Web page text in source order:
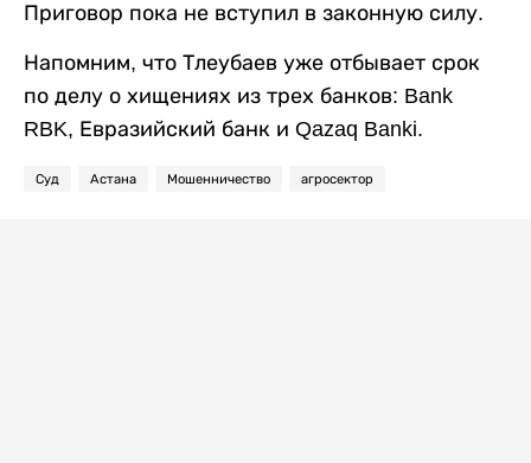
Приговор пока не вступил в законную силу.
Напомним, что Тлеубаев уже отбывает срок
по делу о хищениях из трех банков: Bank
RBK, Евразийский банк и Qazaq Banki.
Суд Астана Мошенничество агросектор